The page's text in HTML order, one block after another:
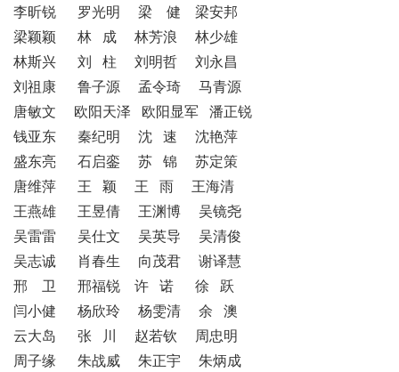
李昕锐 罗光明 梁 健 梁安邦
梁颖颖 林 成 林芳浪 林少雄
林斯兴 刘 柱 刘明哲 刘永昌
刘祖康 鲁子源 孟令琦 马青源
唐敏文 欧阳天泽 欧阳显军 潘正锐
钱亚东 秦纪明 沈 速 沈艳萍
盛东亮 石启銮 苏 锦 苏定策
唐维萍 王 颖 王 雨 王海清
王燕雄 王昱倩 王渊博 吴镜尧
吴雷雷 吴仕文 吴英导 吴清俊
吴志诚 肖春生 向茂君 谢译慧
邢 卫 邢福锐 许 诺 徐 跃
闫小健 杨欣玲 杨雯清 余 澳
云大岛 张 川 赵若钦 周忠明
周子缘 朱战威 朱正宇 朱炳成